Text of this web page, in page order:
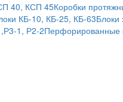
40, КСП 45Коробки
КБ-10, КБ-25, КБ-63
1, Р2-2Перфорированные